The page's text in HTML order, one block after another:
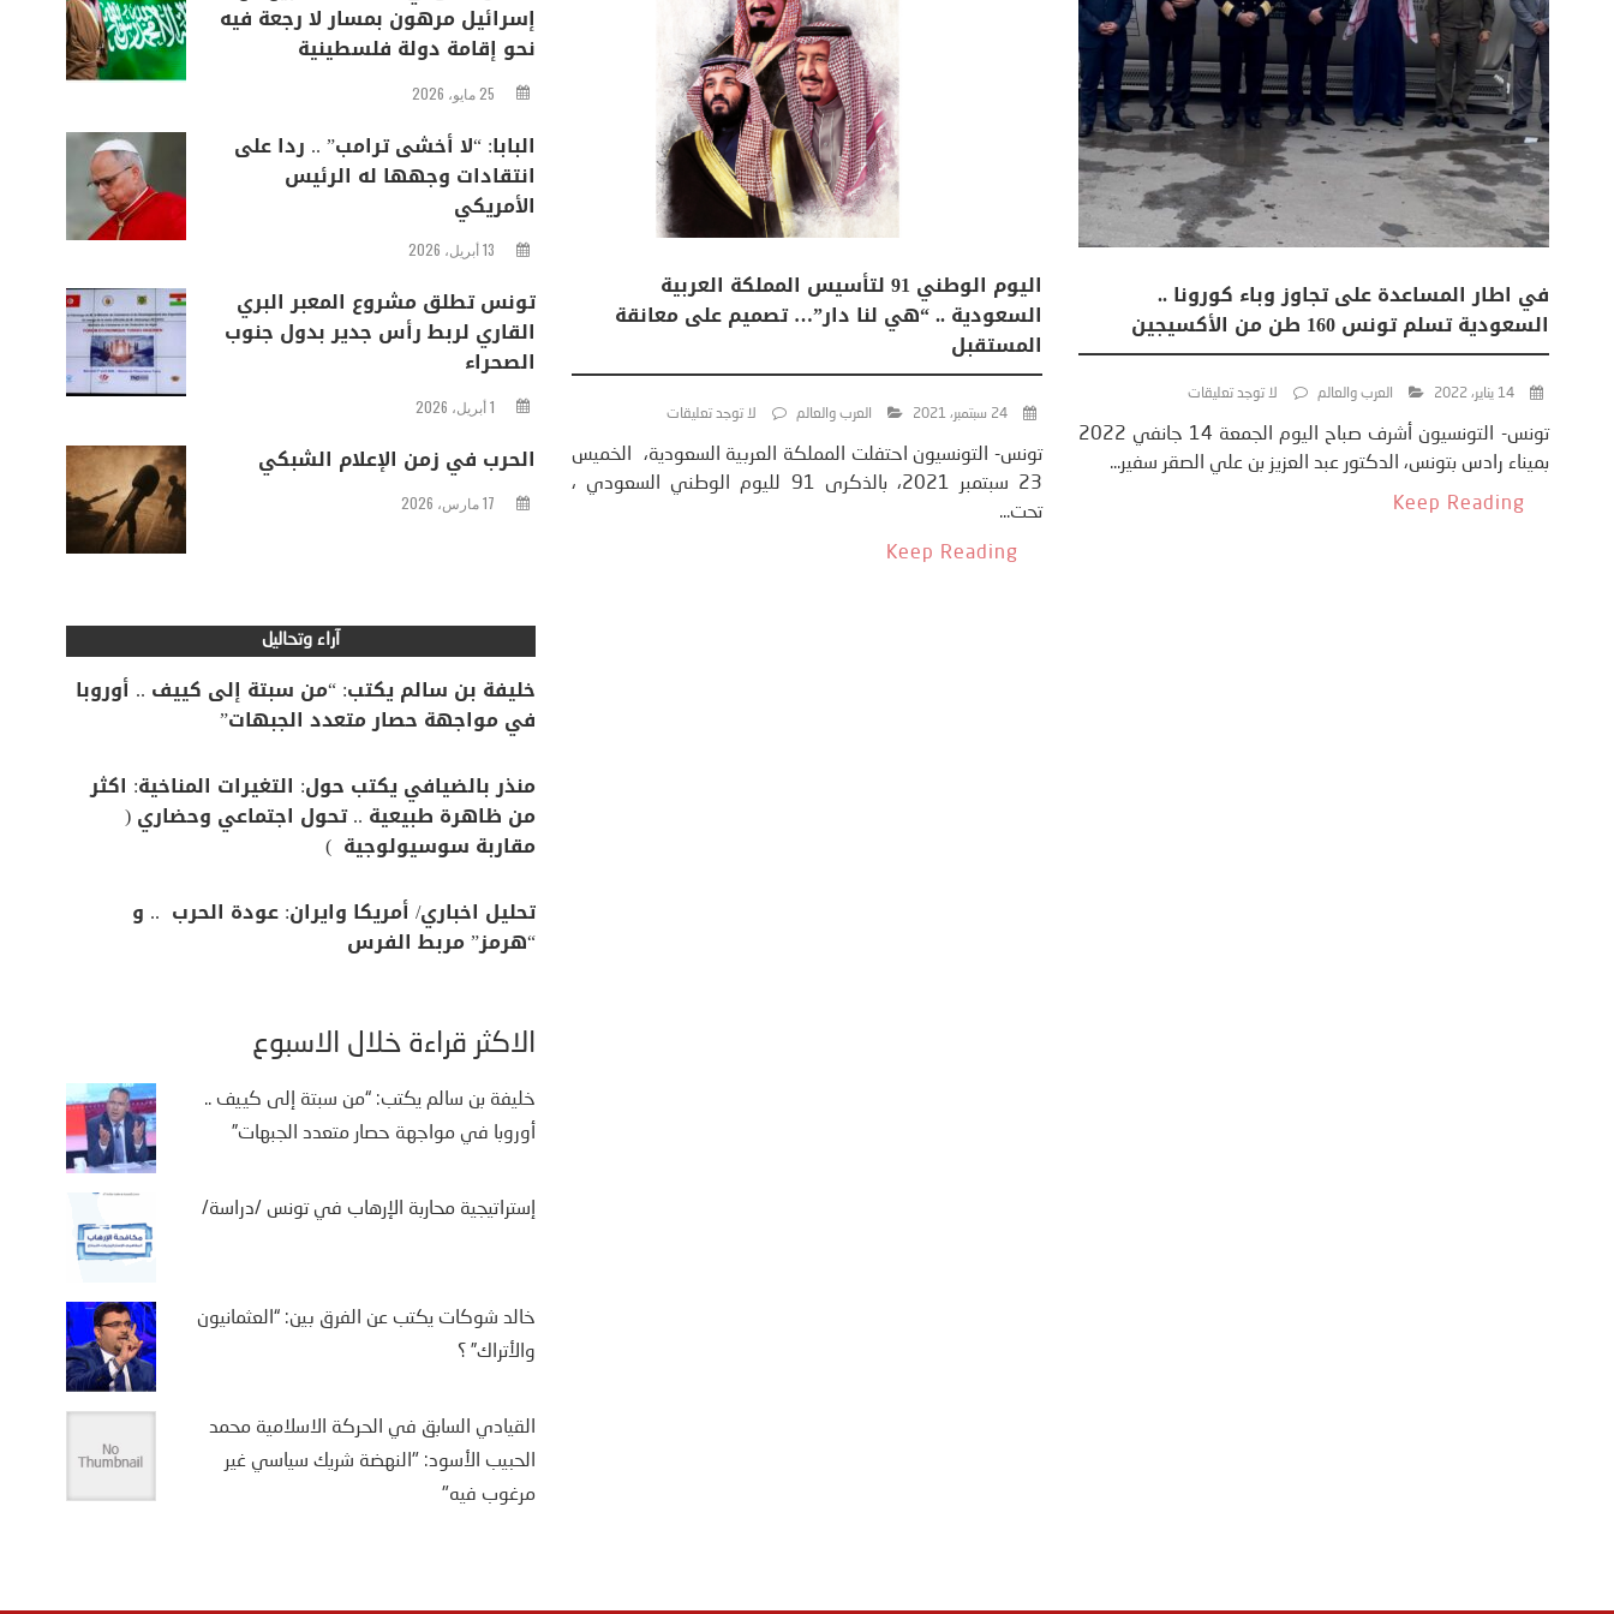
في اطار المساعدة على تجاوز وباء كورونا ..
السعودية تسلم تونس 160 طن من الأكسيجين
14 يناير، 2022 العرب والعالم لا توجد تعليقات
تونس- التونسيون أشرف صباح اليوم الجمعة 14 جانفي 2022
بميناء رادس بتونس، الدكتور عبد العزيز بن علي الصقر سفير...
Keep Reading
اليوم الوطني 91 لتأسيس المملكة العربية
السعودية .. “‎هي لنا دار”… تصميم على معانقة
المستقبل
24 سبتمبر، 2021 العرب والعالم لا توجد تعليقات
تونس- التونسيون احتفلت المملكة العربية السعودية، الخميس
23 سبتمبر 2021، بالذكرى 91 لليوم الوطني السعودي ،
تحت...
Keep Reading
إسرائيل مرهون بمسار لا رجعة فيه
نحو إقامة دولة فلسطينية
25 مايو، 2026
البابا: “لا أخشى ترامب” .. ردا على
انتقادات وجهها له الرئيس
الأمريكي
13 أبريل، 2026
تونس تطلق مشروع المعبر البري
القاري لربط رأس جدير بدول جنوب
الصحراء
1 أبريل، 2026
الحرب في زمن الإعلام الشبكي
17 مارس، 2026
آراء وتحاليل
خليفة بن سالم يكتب: “من سبتة إلى كييف .. أوروبا
في مواجهة حصار متعدد الجبهات”
منذر بالضيافي يكتب حول: التغيرات المناخية: اكثر
من ظاهرة طبيعية .. تحول اجتماعي وحضاري (
مقاربة سوسيولوجية )
تحليل اخباري/ أمريكا وايران: عودة الحرب .. و
“هرمز” مربط الفرس
الأكثر قراءة خلال الأسبوع
خليفة بن سالم يكتب: “من سبتة إلى كييف ..
أوروبا في مواجهة حصار متعدد الجبهات”
إستراتيجية محاربة الإرهاب في تونس /دراسة/
خالد شوكات يكتب عن الفرق بين: “العثمانيون
والأتراك” ؟
القيادي السابق في الحركة الاسلامية محمد
الحبيب الأسود: "النهضة شريك سياسي غير
مرغوب فيه"